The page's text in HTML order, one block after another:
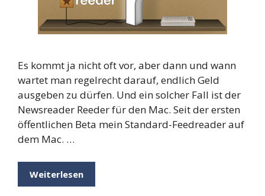
Es kommt ja nicht oft vor, aber dann und wann
wartet man regelrecht darauf, endlich Geld
ausgeben zu dürfen. Und ein solcher Fall ist der
Newsreader Reeder für den Mac. Seit der ersten
öffentlichen Beta mein Standard-Feedreader auf
dem Mac. …
Weiterlesen